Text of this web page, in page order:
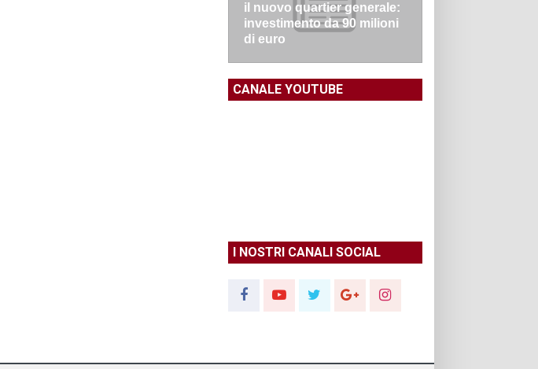
il nuovo quartier generale:
investimento da 90 milioni
di euro
CANALE YOUTUBE
I NOSTRI CANALI SOCIAL